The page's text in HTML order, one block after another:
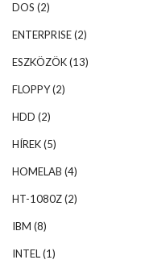
DOS (2)
ENTERPRISE(2)
ESZKÖZÖK(13)
FLOPPY(2)
HDD (2)
HÍREK(5)
HOMELAB (4)
HT-1080Z(2)
IBM (8)
INTEL(1)